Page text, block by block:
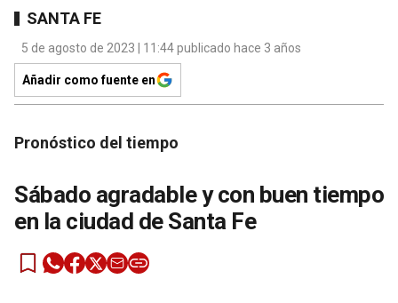
SANTA FE
5 de agosto de 2023 | 11:44 publicado hace 3 años
Añadir como fuente en
Pronóstico del tiempo
Sábado agradable y con buen tiempo
en la ciudad de Santa Fe